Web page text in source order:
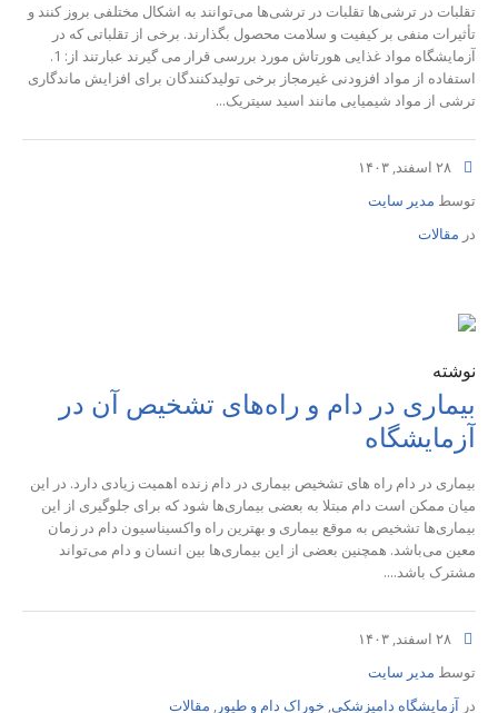
تقلبات در ترشی‌ها تقلبات در ترشی‌ها می‌توانند به اشکال مختلفی بروز کنند و
تأثیرات منفی بر کیفیت و سلامت محصول بگذارند. برخی از تقلباتی که در
آزمایشگاه مواد غذایی هورتاش مورد بررسی قرار می گیرند عبارتند از: 1.
استفاده از مواد افزودنی غیرمجاز برخی تولیدکنندگان برای افزایش ماندگاری
ترشی از مواد شیمیایی مانند اسید سیتریک...
۲۸ اسفند, ۱۴۰۳
توسط مدیر سایت
در مقالات
نوشته
بیماری‌ در دام و راه‌های تشخیص آن در
آزمایشگاه
بیماری در دام راه های تشخیص بیماری در دام زنده اهمیت زیادی دارد. در این
میان ممکن است دام مبتلا به بعضی بیماری‌ها شود که برای جلوگیری از این
بیماری‌ها تشخیص به موقع بیماری و بهترین راه واکسیناسیون دام در زمان
معین می‌باشد. همچنین بعضی از این بیماری‌ها بین انسان و دام می‌تواند
مشترک باشد....
۲۸ اسفند, ۱۴۰۳
توسط مدیر سایت
در آزمایشگاه دامپزشکی, خوراک دام و طیور , مقالات